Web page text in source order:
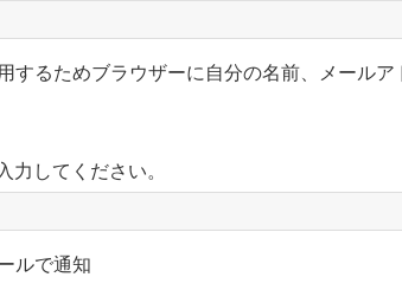
するためブラウザーに自分の名前、メールア
力してください。
ルで通知